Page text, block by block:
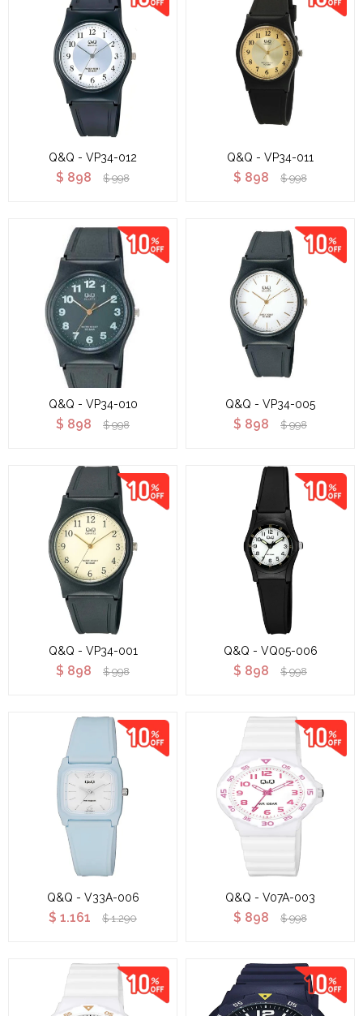
Q&Q - VP34-012
$ 898 $ 998
Q&Q - VP34-011
$ 898 $ 998
Q&Q - VP34-010
$ 898 $ 998
Q&Q - VP34-005
$ 898 $ 998
Q&Q - VP34-001
$ 898 $ 998
Q&Q - VQ05-006
$ 898 $ 998
Q&Q - V33A-006
$ 1.161 $ 1.290
Q&Q - V07A-003
$ 898 $ 998